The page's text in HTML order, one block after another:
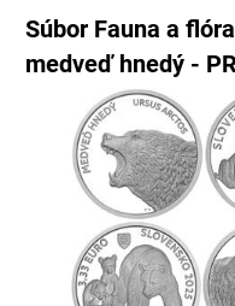
Súbor Fauna a
medveď hnedý -